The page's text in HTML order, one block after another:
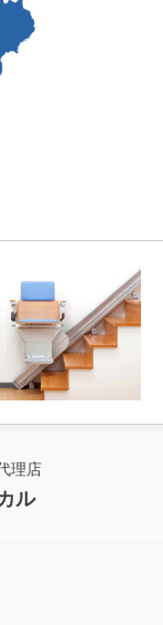
理店
ル